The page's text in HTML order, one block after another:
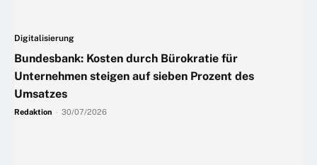
Digitalisierung
Bundesbank: Kosten durch Bürokratie für
Unternehmen steigen auf sieben Prozent des
Umsatzes
Redaktion 30/07/2026